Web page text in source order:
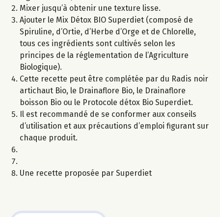
Mixer jusqu’à obtenir une texture lisse.
Ajouter le Mix Détox BIO Superdiet (composé de
Spiruline, d’Ortie, d’Herbe d’Orge et de Chlorelle,
tous ces ingrédients sont cultivés selon les
principes de la réglementation de l’Agriculture
Biologique).
Cette recette peut être complétée par du Radis noir
artichaut Bio, le Drainaflore Bio, le Drainaflore
boisson Bio ou le Protocole détox Bio Superdiet.
Il est recommandé de se conformer aux conseils
d’utilisation et aux précautions d’emploi figurant sur
chaque produit.
Une recette proposée par Superdiet